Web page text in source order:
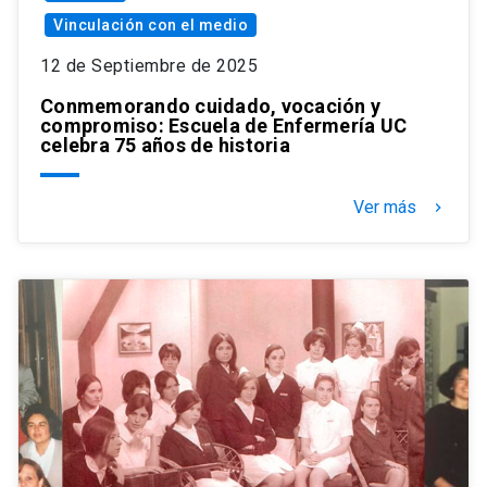
Vinculación con el medio
12 de Septiembre de 2025
Conmemorando cuidado, vocación y
compromiso: Escuela de Enfermería UC
celebra 75 años de historia
Ver más keyboard_arrow_right